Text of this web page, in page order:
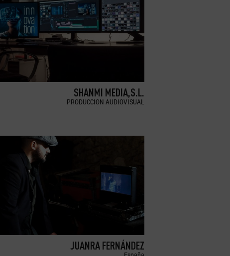
SHANMI MEDIA,S.L.
PRODUCCION AUDIOVISUAL
JUANRA FERNÁNDEZ